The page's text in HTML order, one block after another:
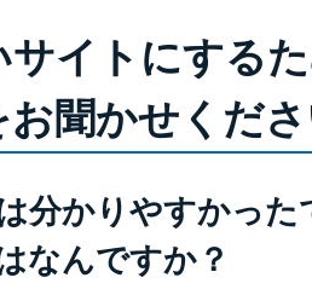
サイトにする
お聞かせくだ
分かりやすかっ
なんですか？